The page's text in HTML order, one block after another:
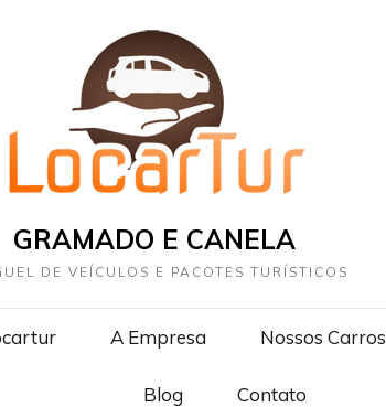
GRAMADO E CANELA
DE VEÍCULOS E PACOTES TURÍSTICOS
A Empresa Nossos Carros
Blog Contato